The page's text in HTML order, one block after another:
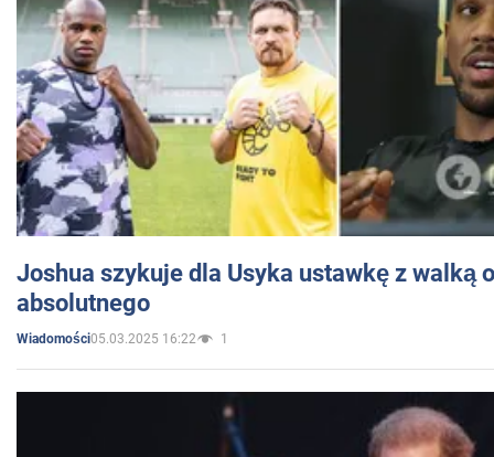
Joshua szykuje dla Usyka ustawkę z walką
absolutnego
Wiadomości05.03.2025 16:22 1